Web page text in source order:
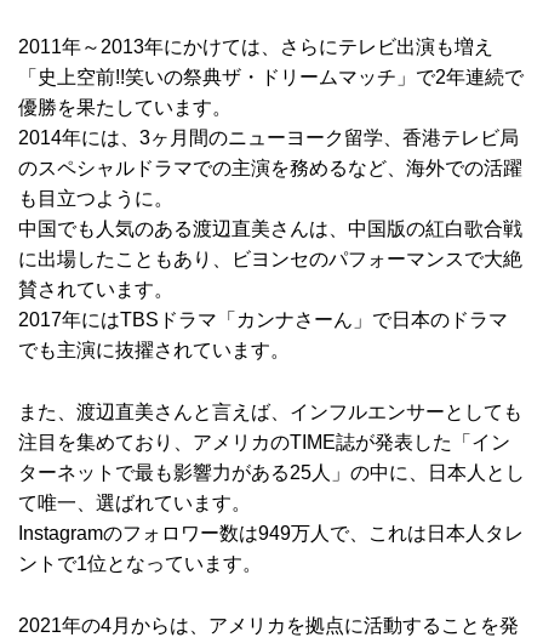
2011年～2013年にかけては、さらにテレビ出演も増え
「史上空前!!笑いの祭典ザ・ドリームマッチ」で2年連続で
優勝を果たしています。
2014年には、3ヶ月間のニューヨーク留学、香港テレビ局
のスペシャルドラマでの主演を務めるなど、海外での活躍
も目立つように。
中国でも人気のある渡辺直美さんは、中国版の紅白歌合戦
に出場したこともあり、ビヨンセのパフォーマンスで大絶
賛されています。
2017年にはTBSドラマ「カンナさーん」で日本のドラマ
でも主演に抜擢されています。
また、渡辺直美さんと言えば、インフルエンサーとしても
注目を集めており、アメリカのTIME誌が発表した「イン
ターネットで最も影響力がある25人」の中に、日本人とし
て唯一、選ばれています。
Instagramのフォロワー数は949万人で、これは日本人タレ
ントで1位となっています。
2021年の4月からは、アメリカを拠点に活動することを発